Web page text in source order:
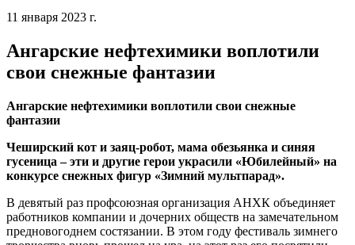
11 января 2023 г.
Ангарские нефтехимики воплотили
свои снежные фантазии
Ангарские нефтехимики воплотили свои снежные
фантазии
Чеширский кот и заяц-робот, мама обезьянка и синяя
гусеница – эти и другие герои украсили «Юбилейный» на
конкурсе снежных фигур «Зимний мультпарад».
В девятый раз профсоюзная организация АНХК объединяет
работников компании и дочерних обществ на замечательном
предновогоднем состязании. В этом году фестиваль зимнего